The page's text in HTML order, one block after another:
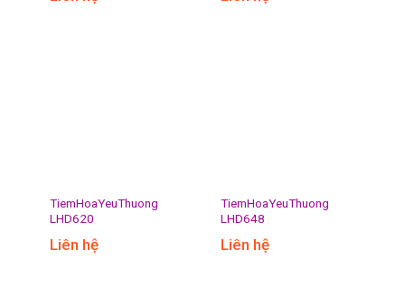
TiemHoaYeuThuong
LHD620
Liên hệ
TiemHoaYeuThuong
LHD648
Liên hệ